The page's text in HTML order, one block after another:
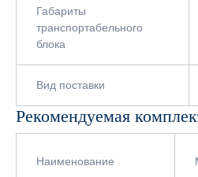
Габариты
транспортабельного
блока
Вид поставки
Рекомендуемая
Наименование